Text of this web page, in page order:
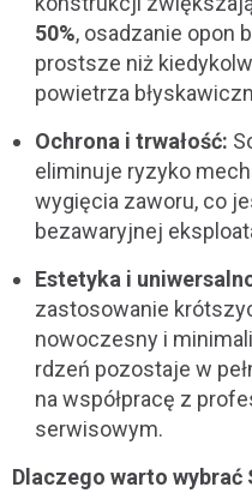
50%, osadzanie opon
prostsze niż
powietrza
Ochrona i trwałość:
eliminuje ryzyko
wygięcia zaworu, co
bezawaryjnej
Estetyka i
zastosowanie
nowoczesny i
rdzeń pozostaje w
na współpracę z
serwisowym.
Dlaczego warto wybrać